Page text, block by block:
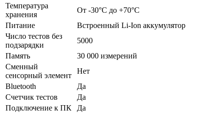
Температура
хранения
От -30°С до +70°С
Питание
Встроенный Li-Ion аккумулятор
Число тестов без
подзарядки
5000
Память
30 000 измерений
Сменный
сенсорный элемент
Нет
Bluetooth
Да
Счетчик тестов
Да
Подключение к ПК
Да